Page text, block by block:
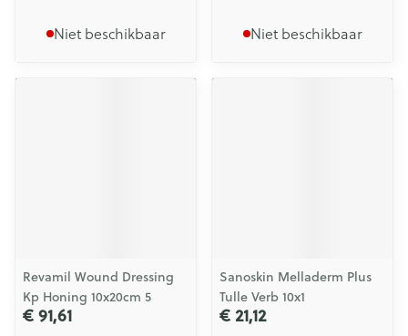
Niet beschikbaar Niet beschikbaar
Revamil Wound Dressing
Kp Honing 10x20cm 5
€ 91,61
Sanoskin Melladerm Plus
Tulle Verb 10x1
€ 21,12